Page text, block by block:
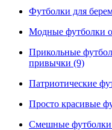
Футболки для
Модные футболки о
Прикольные
привычки (9)
Патриотические
Просто красивые
Смешные